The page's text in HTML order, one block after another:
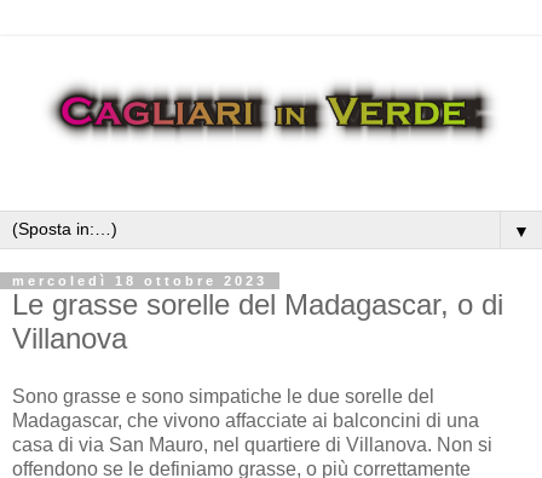
▼
mercoledì 18 ottobre 2023
Le grasse sorelle del Madagascar, o di
Villanova
Sono grasse e sono simpatiche le due sorelle del
Madagascar, che vivono affacciate ai balconcini di una
casa di via San Mauro, nel quartiere di Villanova. Non si
offendono se le definiamo grasse, o più correttamente